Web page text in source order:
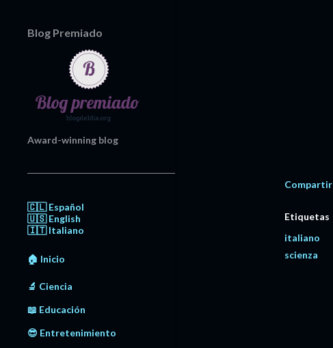
Compartir
Etiquetas
italiano
scienza
Blog Premiado
Award-winning blog
🇨🇱 Español
🇺🇸 English
🇮🇹 Italiano
🏠 Inicio
🔬 Ciencia
📖 Educación
😎 Entretenimiento